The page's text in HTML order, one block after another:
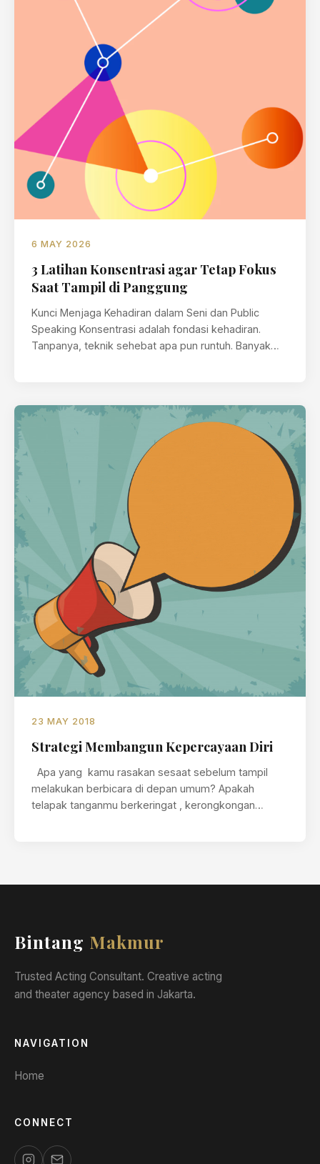
6 MAY 2026
3 Latihan Konsentrasi agar Tetap Fokus
Saat Tampil di Panggung
Kunci Menjaga Kehadiran dalam Seni dan Public
Speaking Konsentrasi adalah fondasi kehadiran.
Tanpanya, teknik sehebat apa pun runtuh. Banyak
23 MAY 2018
Strategi Membangun Kepercayaan Diri
Apa yang kamu rasakan sesaat sebelum tampil
melakukan berbicara di depan umum? Apakah
telapak tanganmu berkeringat , kerongkongan
Bintang Makmur
Trusted Acting Consultant. Creative acting
and theater agency based in Jakarta.
NAVIGATION
Home
CONNECT